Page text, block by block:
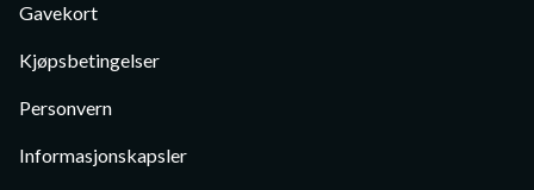
Gavekort
Kjøpsbetingelser
Personvern
Informasjonskapsler